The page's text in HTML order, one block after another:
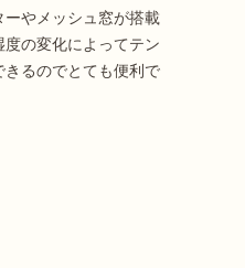
やメッシュ窓が搭載
の変化によってテン
きるのでとても便利で